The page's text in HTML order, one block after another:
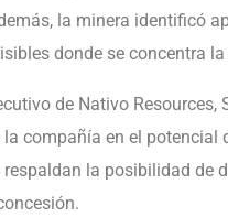
la minera identificó
donde se concentra
de Nativo
compañía en el potencial
la posibilidad de